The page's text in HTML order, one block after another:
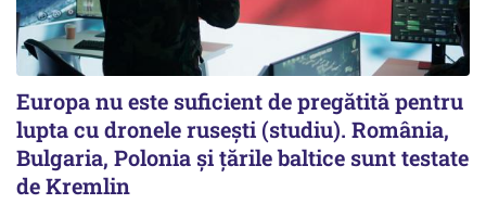
Europa nu este suficient de pregătită pentru
lupta cu dronele rusești (studiu). România,
Bulgaria, Polonia și țările baltice sunt testate
de Kremlin